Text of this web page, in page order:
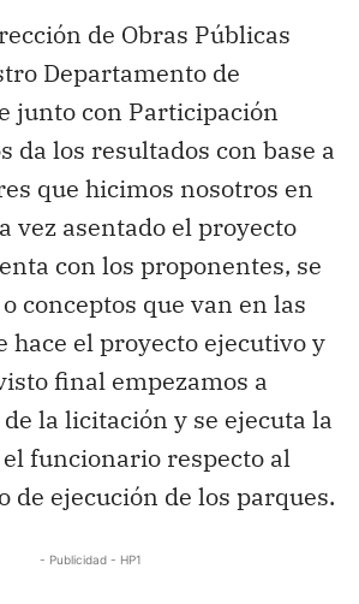
de Obras Públicas
Departamento de
junto con Participación
da los resultados con base a
que hicimos nosotros en
vez asentado el proyecto
con los proponentes, se
conceptos que van en las
hace el proyecto ejecutivo y
final empezamos a
la licitación y se ejecuta la
el funcionario respecto al
de ejecución de los parques.
- Publicidad - HP1